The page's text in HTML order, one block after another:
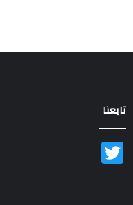
تابعنا